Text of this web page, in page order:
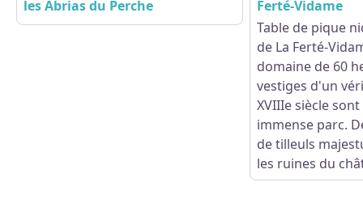
les Abrias du Perche
Ferté-Vidame
Table de pique
de La Ferté-
domaine de 60
vestiges d'un
XVIIIe siècle
immense parc.
de tilleuls
les ruines du